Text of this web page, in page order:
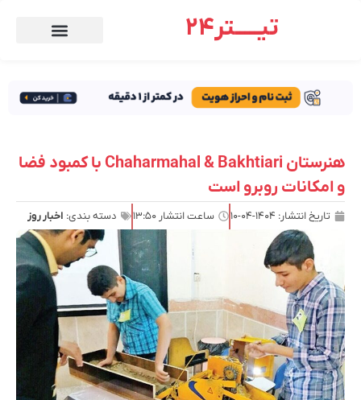
تیـــــتر24
هنرستان Chaharmahal & Bakhtiari با کمبود فضا
و امکانات روبرو است
تاریخ انتشار: ۱۴۰۴-۰۴-۱۰ ساعت انتشار ۱۳:۵۰ دسته بندی: اخبار روز